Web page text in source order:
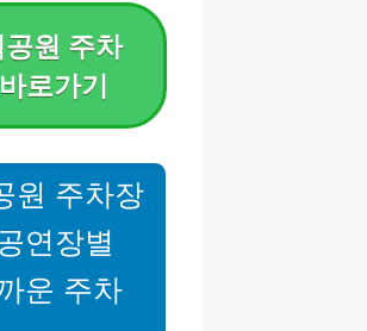
원 주차
로가기
원 주차장
연장별
운 주차